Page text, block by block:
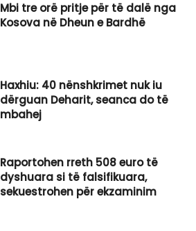
Mbi tre orë pritje për të dalë nga
Kosova në Dheun e Bardhë
Haxhiu: 40 nënshkrimet nuk iu
dërguan Deharit, seanca do të
mbahej
Raportohen rreth 508 euro të
dyshuara si të falsifikuara,
sekuestrohen për ekzaminim